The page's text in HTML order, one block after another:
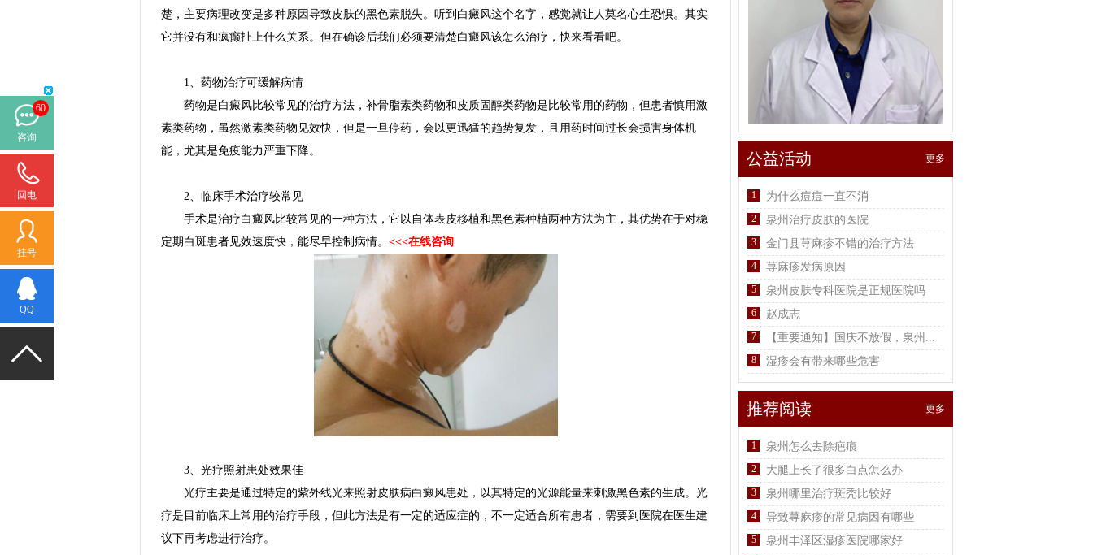
楚，主要病理改变是多种原因导致皮肤的黑色素脱失。听到白癜风这个名字，感觉就让人莫名心生恐惧。其实
它并没有和疯癫扯上什么关系。但在确诊后我们必须要清楚白癜风该怎么治疗，快来看看吧。
1、药物治疗可缓解病情
药物是白癜风比较常见的治疗方法，补骨脂素类药物和皮质固醇类药物是比较常用的药物，但患者慎用激
素类药物，虽然激素类药物见效快，但是一旦停药，会以更迅猛的趋势复发，且用药时间过长会损害身体机
能，尤其是免疫能力严重下降。
2、临床手术治疗较常见
手术是治疗白癜风比较常见的一种方法，它以自体表皮移植和黑色素种植两种方法为主，其优势在于对稳
定期白斑患者见效速度快，能尽早控制病情。 <<<在线咨询
3、光疗照射患处效果佳
光疗主要是通过特定的紫外线光来照射皮肤病白癜风患处，以其特定的光源能量来刺激黑色素的生成。光
疗是目前临床上常用的治疗手段，但此方法是有一定的适应症的，不一定适合所有患者，需要到医院在医生建
议下再考虑进行治疗。
公益活动 更多
1 为什么痘痘一直不消
2 泉州治疗皮肤的医院
3 金门县荨麻疹不错的治疗方法
4 荨麻疹发病原因
5 泉州皮肤专科医院是正规医院吗
6 赵成志
7 【重要通知】国庆不放假，泉州...
8 湿疹会有带来哪些危害
推荐阅读 更多
1 泉州怎么去除疤痕
2 大腿上长了很多白点怎么办
3 泉州哪里治疗斑秃比较好
4 导致荨麻疹的常见病因有哪些
5 泉州丰泽区湿疹医院哪家好
60
咨询
回电
挂号
QQ